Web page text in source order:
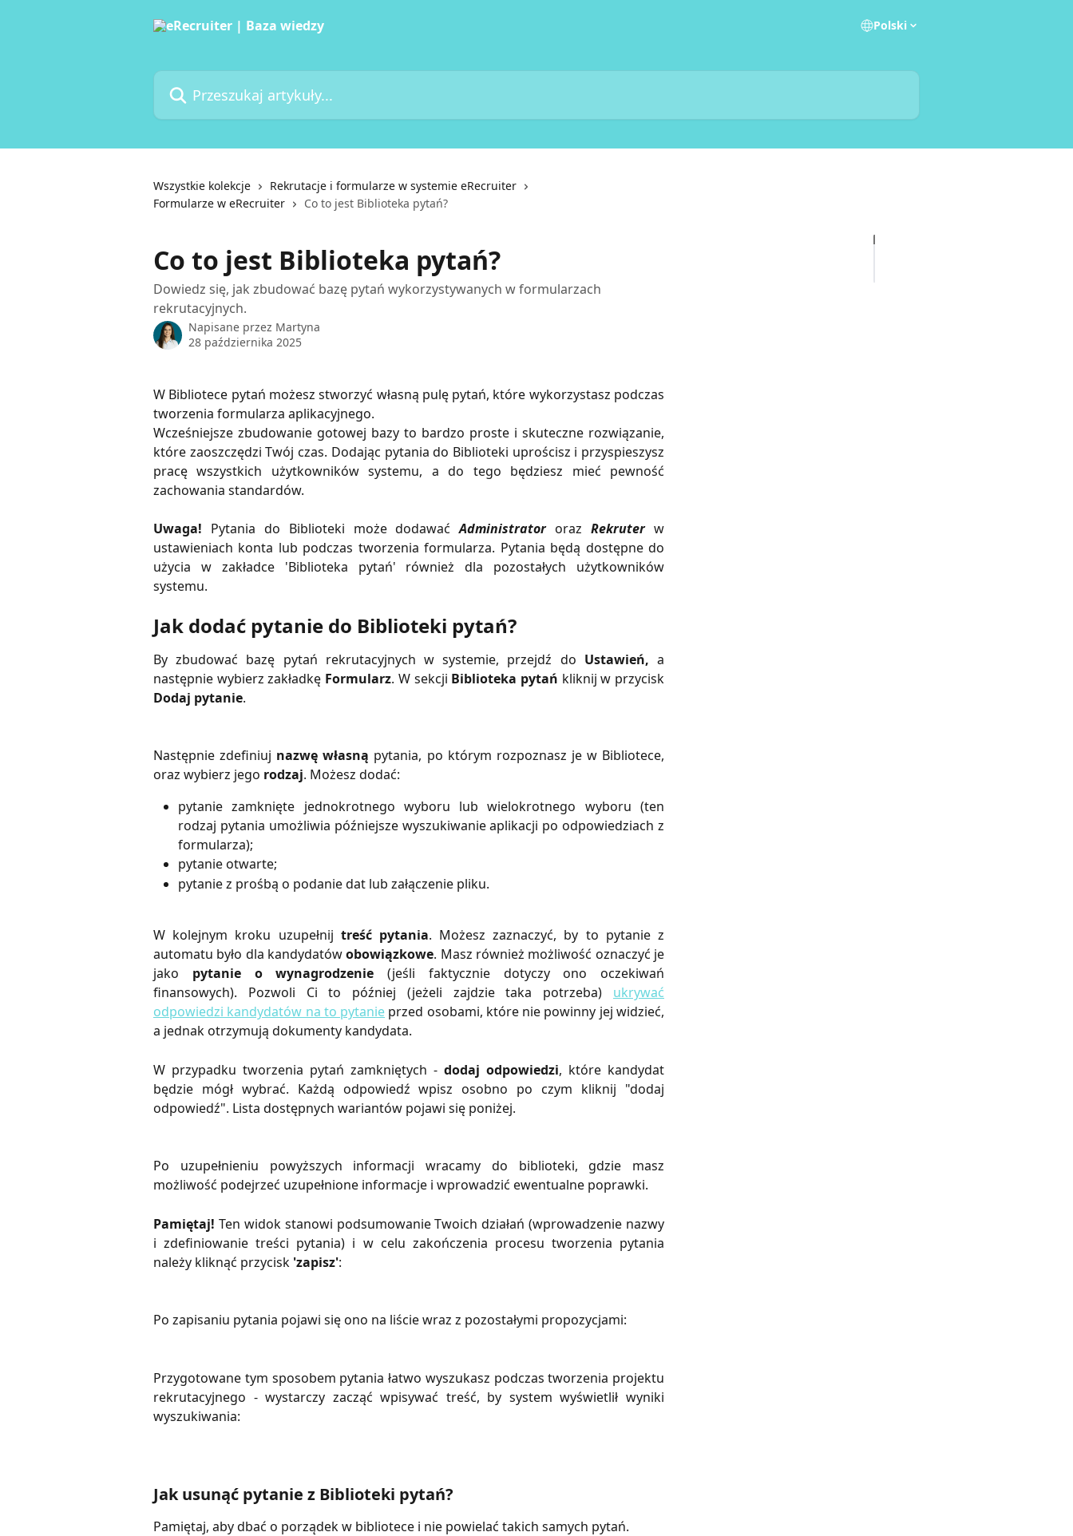
Polski
Przeszukaj artykuły...
Wszystkie kolekcje
Rekrutacje i formularze w systemie eRecruiter
Formularze w eRecruiter
Co to jest Biblioteka pytań?
Co to jest Biblioteka pytań?
Dowiedz się, jak zbudować bazę pytań wykorzystywanych w formularzach
rekrutacyjnych.
Napisane przez Martyna
28 października 2025
W Bibliotece pytań możesz stworzyć własną pulę pytań, które wykorzystasz podczas
tworzenia formularza aplikacyjnego.
Wcześniejsze zbudowanie gotowej bazy to bardzo proste i skuteczne rozwiązanie,
które zaoszczędzi Twój czas. Dodając pytania do Biblioteki uprościsz i przyspieszysz
pracę wszystkich użytkowników systemu, a do tego będziesz mieć pewność
zachowania standardów.
Uwaga! Pytania do Biblioteki może dodawaćAdministratororazRekruterw
ustawieniach konta lub podczas tworzenia formularza. Pytania będą dostępne do
użycia w zakładce 'Biblioteka pytań' również dla pozostałych użytkowników
systemu.
Jak dodać pytanie do Biblioteki pytań?
By zbudować bazę pytań rekrutacyjnych w systemie, przejdź do Ustawień,a
następnie wybierz zakładkę Formularz. W sekcji Biblioteka pytań kliknij w przycisk
Dodaj pytanie.
Następnie zdefiniuj nazwę własną pytania, po którym rozpoznasz je w Bibliotece,
oraz wybierz jego rodzaj. Możesz dodać:
pytanie zamknięte jednokrotnego wyboru lub wielokrotnego wyboru (ten
rodzaj pytania umożliwia późniejsze wyszukiwanie aplikacji po odpowiedziach z
formularza);
pytanie otwarte;
pytanie z prośbą o podanie dat lub załączenie pliku.
W kolejnym kroku uzupełnij treść pytania. Możesz zaznaczyć, by to pytanie z
automatu było dla kandydatówobowiązkowe. Masz również możliwość oznaczyć je
jako pytanie o wynagrodzenie (jeśli faktycznie dotyczy ono oczekiwań
finansowych). Pozwoli Ci to później (jeżeli zajdzie taka potrzeba) ukrywać
odpowiedzi kandydatów na to pytanie przed osobami, które nie powinny jej widzieć,
a jednak otrzymują dokumenty kandydata.
W przypadku tworzenia pytań zamkniętych - dodaj odpowiedzi, które kandydat
będzie mógł wybrać. Każdą odpowiedź wpisz osobno po czym kliknij "dodaj
odpowiedź". Lista dostępnych wariantów pojawi się poniżej.
Po uzupełnieniu powyższych informacji wracamy do biblioteki, gdzie masz
możliwość podejrzeć uzupełnione informacje i wprowadzić ewentualne poprawki.
Pamiętaj! Ten widok stanowi podsumowanie Twoich działań (wprowadzenie nazwy
i zdefiniowanie treści pytania) i w celu zakończenia procesu tworzenia pytania
należy kliknąć przycisk 'zapisz':
Po zapisaniu pytania pojawi się ono na liście wraz z pozostałymi propozycjami:
Przygotowane tym sposobem pytania łatwo wyszukasz podczas tworzenia projektu
rekrutacyjnego - wystarczy zacząć wpisywać treść, by system wyświetlił wyniki
wyszukiwania:
Jak usunąć pytanie z Biblioteki pytań?
Pamiętaj, aby dbać o porządek w bibliotece i nie powielać takich samych pytań.